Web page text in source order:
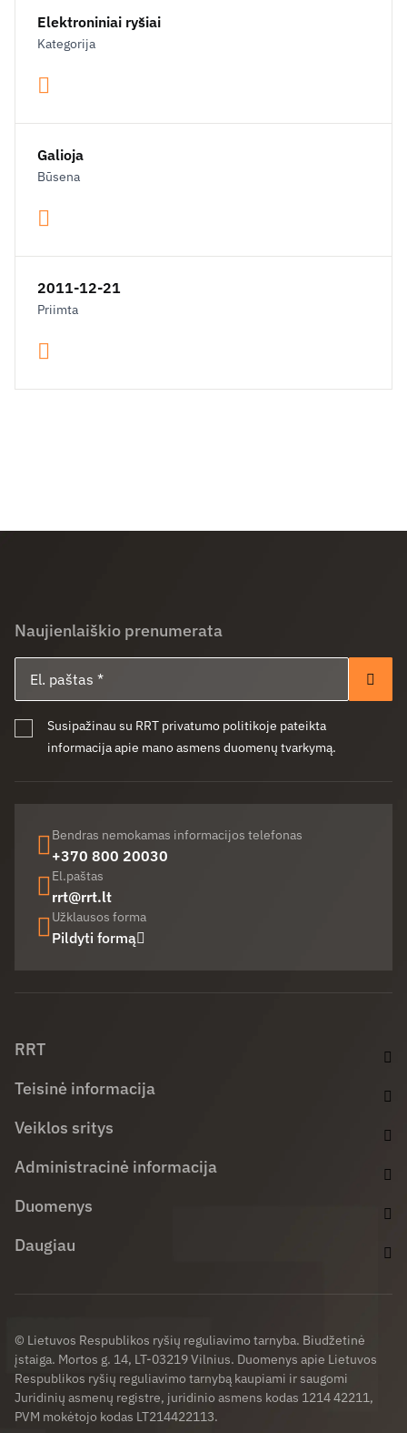
Elektroniniai ryšiai
Kategorija
Galioja
Būsena
2011-12-21
Priimta
Naujienlaiškio prenumerata
Susipažinau su RRT privatumo politikoje pateikta
informacija apie mano asmens duomenų tvarkymą.
Bendras nemokamas informacijos telefonas
+370 800 20030
El.paštas
rrt@rrt.lt
Užklausos forma
Pildyti formą
RRT
Teisinė informacija
Veiklos sritys
Administracinė informacija
Duomenys
Daugiau
© Lietuvos Respublikos ryšių reguliavimo tarnyba. Biudžetinė
įstaiga. Mortos g. 14, LT-03219 Vilnius. Duomenys apie Lietuvos
Respublikos ryšių reguliavimo tarnybą kaupiami ir saugomi
Juridinių asmenų registre, juridinio asmens kodas 1214 42211,
PVM mokėtojo kodas LT214422113.